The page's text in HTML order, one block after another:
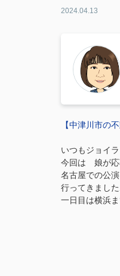
2024.04.13
【中津川市の
いつもジョイ
今回は 娘が応
名古屋での公
行ってきました
一日目は横浜